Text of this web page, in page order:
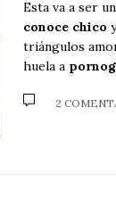
Esta va a ser
conoce chico
triángulos
huela a
2